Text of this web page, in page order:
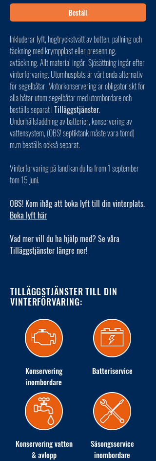
Beställ
Inkluderar lyft, högtryckstvätt av botten, pallning och
täckning med krympplast eller presenning,
avtäckning. Allt material ingår. Sjösättning ingår efter
vinterförvaring. Utomhusplats är vårt enda alternativ
för segelbåtar. Motorkonservering är obligatoriskt för
alla båtar utom segelbåtar med utombordare och
beställs separat iTilläggstjänster.
Underhållsladdning av batterier, konservering av
vattensystem, (OBS! septiktank måste vara tömd)
m.m beställs också separat.
Vinterförvaring på land kan du ha from 1 september
tom 15 juni.
OBS! Kom ihåg att boka lyft till din vinterplats.
Boka lyft här
Vad mer vill du ha hjälp med? Se våra
Tilläggstjänster längre ner!
TILLÄGGSTJÄNSTER TILL DIN
VINTERFÖRVARING:
Konservering
inombordare
Batteriservice
Konservering vatten
& avlopp
Säsongsservice
inombordare